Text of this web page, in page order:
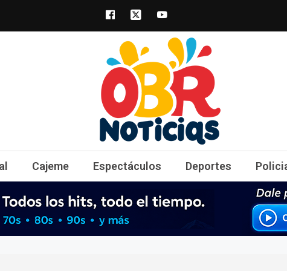
obrnoticias.com
obr noticias noticias, entretenimiento y
Cajeme Espectáculos Deportes